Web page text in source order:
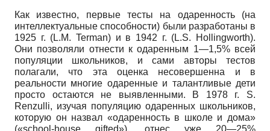
Как известно, первые тесты на одаренность (на
интеллектуальные способности) были разработаны в
1925 г. (L.M. Terman) и в 1942 г. (L.S. Hollingworth).
Они позволяли отнести к одаренным 1—1,5% всей
популяции школьников, и сами авторы тестов
полагали, что эта оценка несовершенна и в
реальности многие одаренные и талантливые дети
просто остаются не выявленными. В 1978 г. S.
Renzulli, изучая популяцию одаренных школьников,
которую он назвал «одаренность в школе и дома»